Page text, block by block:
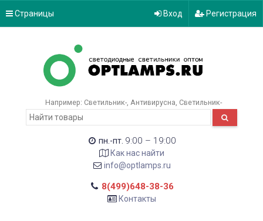
Страницы Вход Регистрация
Например: Светильник- Антивирусна Светильник-
пн.-пт. 9:00 – 19:00
Как нас найти
info@optlamps.ru
8(499)648-38-36
Контакты